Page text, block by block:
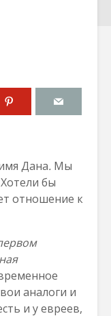
Дана. Мы
бы
отношение к
ом
аналоги и
и у евреев,